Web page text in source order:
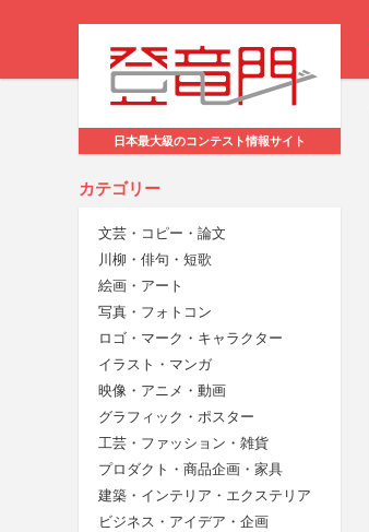
日本最大級のコンテスト情報サイト
カテゴリー
文芸・コピー・論文
川柳・俳句・短歌
絵画・アート
写真・フォトコン
ロゴ・マーク・キャラクター
イラスト・マンガ
映像・アニメ・動画
グラフィック・ポスター
工芸・ファッション・雑貨
プロダクト・商品企画・家具
建築・インテリア・エクステリア
ビジネス・アイデア・企画